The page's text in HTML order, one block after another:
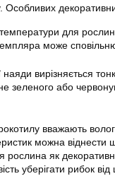
Особливих
для
може
вирізняється
зеленого або
вважають
можна віднести
рослина як
уберігати рибок